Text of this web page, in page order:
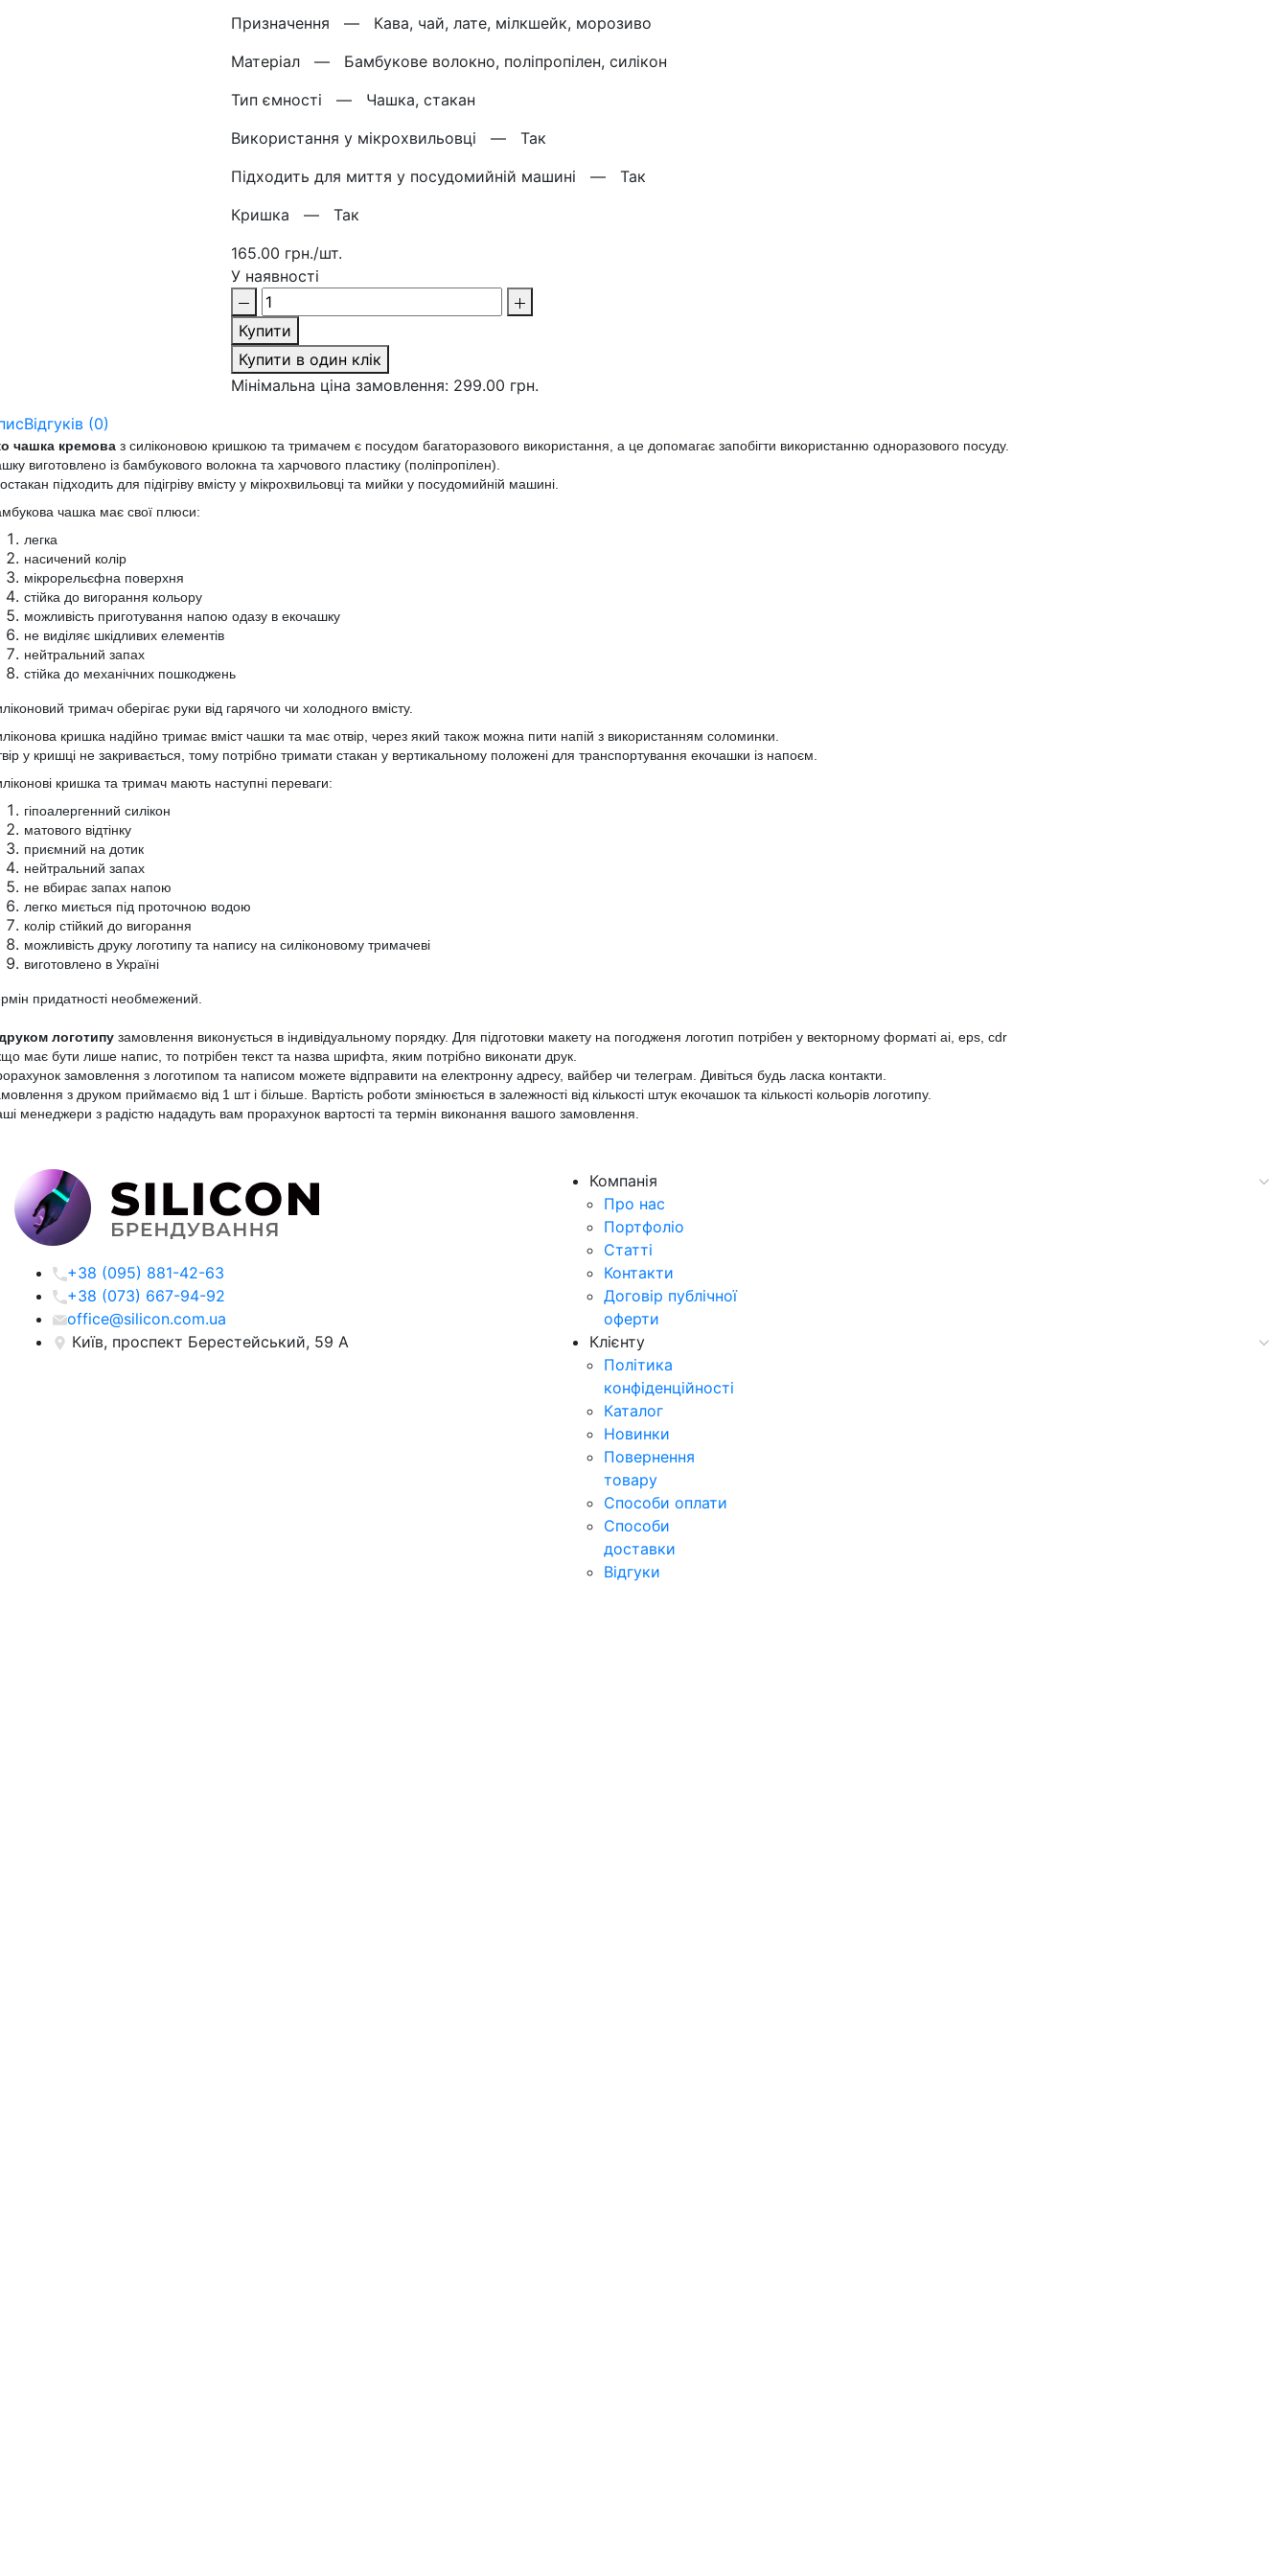
Призначення — Кава, чай, лате, мілкшейк, морозиво
Матерiал — Бамбукове волокно, поліпропілен, силікон
Тип ємності — Чашка, стакан
Використання у мікрохвильовці — Так
Підходить для миття у посудомийній машині — Так
Кришка — Так
165.00 грн./шт.
У наявності
Купити
Купити в один клік
Мінімальна ціна замовлення: 299.00 грн.
Відгуків (0)
чашка кремова з силіконовою кришкою та тримачем є посудом багаторазового використання, а це допомагає запобігти використанню одноразового посуду.
виготовлено із бамбукового волокна та харчового пластику (поліпропілен).
підходить для підігріву вмісту у мікрохвильовці та мийки у посудомийній машині.
чашка має свої плюси:
легка
насичений колір
мікрорельєфна поверхня
стійка до вигорання кольору
можливість приготування напою одазу в екочашку
не виділяє шкідливих елементів
нейтральний запах
стійка до механічних пошкоджень
тримач оберігає руки від гарячого чи холодного вмісту.
кришка надійно тримає вміст чашки та має отвір, через який також можна пити напій з використанням соломинки
у кришці не закривається, тому потрібно тримати стакан у вертикальному положені для транспортування екочашки із напоєм.
кришка та тримач мають наступні переваги:
гіпоалергенний силікон
матового відтінку
приємний на дотик
нейтральний запах
не вбирає запах напою
легко миється під проточною водою
колір стійкий до вигорання
можливість друку логотипу та напису на силіконовому тримачеві
виготовлено в Україні
придатності необмежений.
логотипу замовлення виконується в індивідуальному порядку. Для підготовки макету на погодженя логотип потрібен у векторному форматі ai eps cdr
має бути лише напис, то потрібен текст та назва шрифта, яким потрібно виконати друк.
замовлення з логотипом та написом можете відправити на електронну адресу, вайбер чи телеграм. Дивіться будь ласка контакти.
з друком приймаємо від 1 шт і більше. Вартість роботи змінюється в залежності від кількості штук екочашок та кількості кольорів логотипу.
менеджери з радістю нададуть вам прорахунок вартості та термін виконання вашого замовлення.
+38 (095) 881-42-63
+38 (073) 667-94-92
office@silicon.com.ua
Київ, проспект Берестейський, 59 А
Компанія
Про нас
Портфоліо
Статті
Контакти
Договір публічної
оферти
Клієнту
Політика
конфіденційності
Каталог
Новинки
Повернення
товару
Способи оплати
Способи
доставки
Відгуки